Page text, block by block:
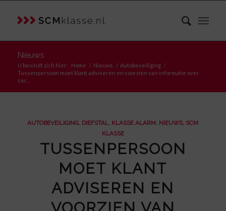
Nieuws
U bevindt zich hier: Home / Nieuws / Autobeveiliging /
Tussenpersoon moet klant adviseren en voorzien van informatie over
cer...
AUTOBEVEILIGING, DIEFSTAL, KLASSE ALARM, NIEUWS, SCM
KLASSE
TUSSENPERSOON
MOET KLANT
ADVISEREN EN